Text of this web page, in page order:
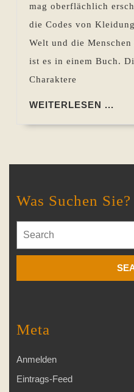
mag oberflächlich
die Codes von
Welt und die
ist es in einem Buch.
Charaktere
WEITERLESEN ...
Was Suchen Sie?
for:
Meta
Anmelden
Eintrags-Feed